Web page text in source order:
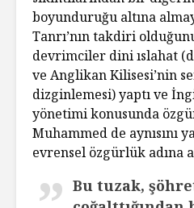
boyunduruğu altına
Tanrı’nın takdiri
devrimciler dini ıslahat
ve Anglikan Kilisesi’nin
dizginlemesi) yaptı ve
yönetimi konusunda
Muhammed de aynısını
evrensel özgürlük adına
Bu tuzak,